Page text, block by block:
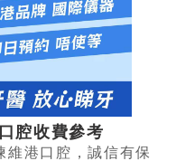
腔收費參考
維港口腔，誠信有保